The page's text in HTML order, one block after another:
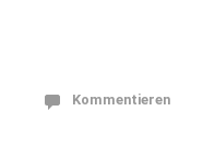
Kommentieren